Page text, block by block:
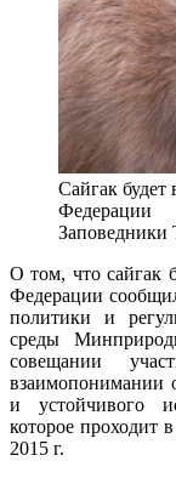
Сайгак
Федерации
Заповедники
О том, что сайгак
Федерации
политики и
среды
совещании
взаимопонимании
и устойчивого
которое проходит
2015 г.